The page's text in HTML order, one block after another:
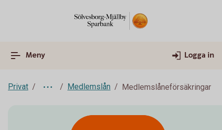
Meny Logga in
Privat Medlemslån Medlemslåneförsäkringar